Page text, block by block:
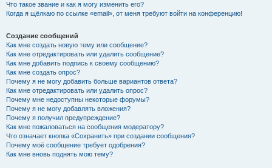
Что такое звание и как я могу изменить его?
Когда я щёлкаю по ссылке «email», от меня требуют войти на конференцию!
Создание сообщений
Как мне создать новую тему или сообщение?
Как мне отредактировать или удалить сообщение?
Как мне добавить подпись к своему сообщению?
Как мне создать опрос?
Почему я не могу добавить больше вариантов ответа?
Как мне отредактировать или удалить опрос?
Почему мне недоступны некоторые форумы?
Почему я не могу добавлять вложения?
Почему я получил предупреждение?
Как мне пожаловаться на сообщения модератору?
Что означает кнопка «Сохранить» при создании сообщения?
Почему моё сообщение требует одобрения?
Как мне вновь поднять мою тему?